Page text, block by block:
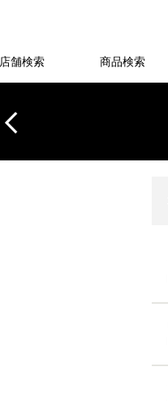
店舗検索 商品検索